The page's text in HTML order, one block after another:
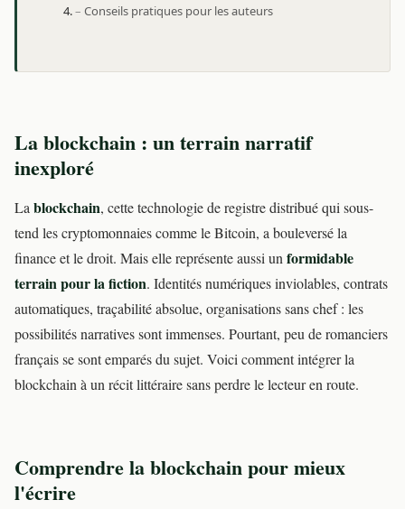
Conseils pratiques pour les auteurs
La blockchain : un terrain narratif
inexploré
Lablockchain, cette technologie de registre distribué qui sous-
tend les cryptomonnaies comme le Bitcoin, a bouleversé la
finance et le droit. Mais elle représente aussi unformidable
terrain pour la fiction. Identités numériques inviolables, contrats
automatiques, traçabilité absolue, organisations sans chef : les
possibilités narratives sont immenses. Pourtant, peu de romanciers
français se sont emparés du sujet. Voici comment intégrer la
blockchain à un récit littéraire sans perdre le lecteur en route.
Comprendre la blockchain pour mieux
l'écrire